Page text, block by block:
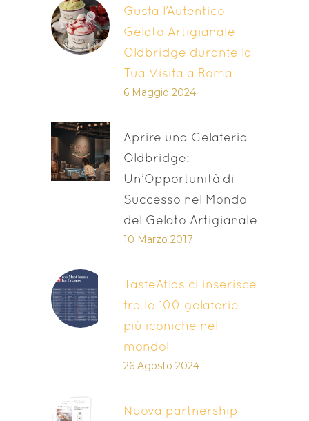
Gusta l’Autentico
Gelato Artigianale
Oldbridge durante la
Tua Visita a Roma
6 Maggio 2024
Aprire una Gelateria
Oldbridge:
Un’Opportunità di
Successo nel Mondo
del Gelato Artigianale
10 Marzo 2017
TasteAtlas ci inserisce
tra le 100 gelaterie
più iconiche nel
mondo!
26 Agosto 2024
Nuova partnership